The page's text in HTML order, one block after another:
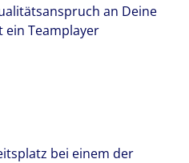
an Deine
Teamplayer
bei einem der